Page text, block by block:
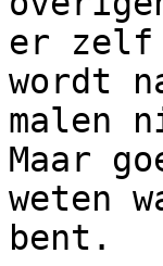
er zelf
wordt
malen
Maar
weten
bent.